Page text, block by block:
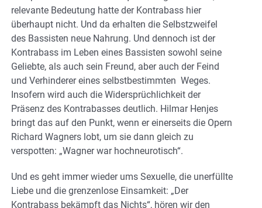
relevante Bedeutung hatte der Kontrabass hier
überhaupt nicht. Und da erhalten die Selbstzweifel
des Bassisten neue Nahrung. Und dennoch ist der
Kontrabass im Leben eines Bassisten sowohl seine
Geliebte, als auch sein Freund, aber auch der Feind
und Verhinderer eines selbstbestimmten Weges.
Insofern wird auch die Widersprüchlichkeit der
Präsenz des Kontrabasses deutlich. Hilmar Henjes
bringt das auf den Punkt, wenn er einerseits die Opern
Richard Wagners lobt, um sie dann gleich zu
verspotten: „Wagner war hochneurotisch“.
Und es geht immer wieder ums Sexuelle, die unerfüllte
Liebe und die grenzenlose Einsamkeit: „Der
Kontrabass bekämpft das Nichts“, hören wir den